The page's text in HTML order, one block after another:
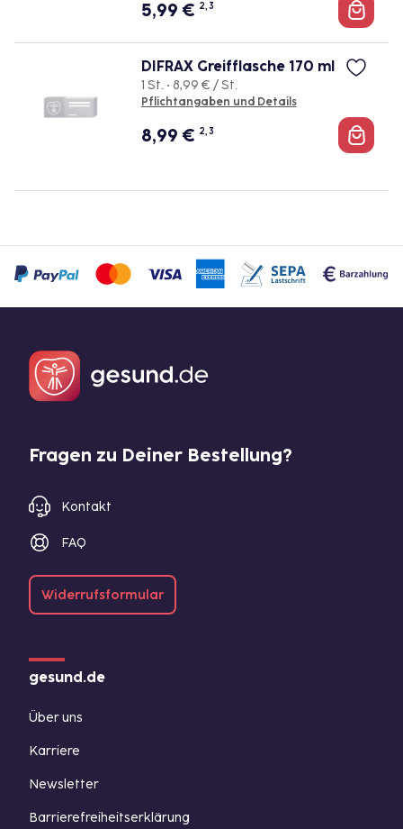
5,99€ 2, 3
DIFRAX Greifflasche 170 ml
1 St. • 8,99 € / St.
Pflichtangaben und Details
8,99€ 2, 3
Fragen zu Deiner Bestellung?
Kontakt
FAQ
Widerrufsformular
gesund.de
Über uns
Karriere
Newsletter
Barrierefreiheitserklärung